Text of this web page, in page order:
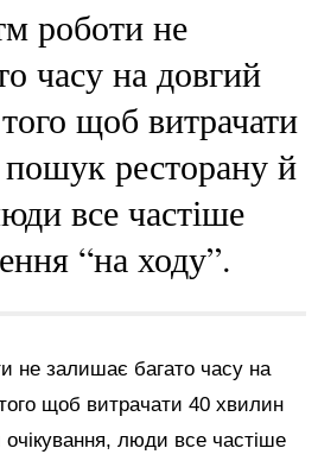
роботи не
часу на довгий
щоб витрачати
ресторану й
все частіше
“на ходу”.
не залишає багато часу на
щоб витрачати 40 хвилин
люди все частіше